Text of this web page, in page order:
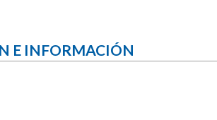
E INFORMACIÓN